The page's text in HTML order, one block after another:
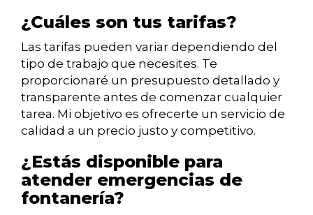
¿Cuáles son tus tarifas?
Las tarifas pueden variar dependiendo del
tipo de trabajo que necesites. Te
proporcionaré un presupuesto detallado y
transparente antes de comenzar cualquier
tarea. Mi objetivo es ofrecerte un servicio de
calidad a un precio justo y competitivo.
¿Estás disponible para
atender emergencias de
fontanería?